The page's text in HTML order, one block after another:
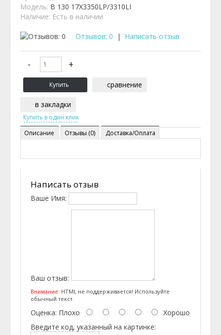
Модель: B 130 17X3350LP/3310LI
Наличие: Есть в наличии
Отзывов: 0 | Написать отзыв
сравнение
в закладки
Описание Отзывы (0) Доставка/Оплата
Написать отзыв
Ваше Имя:
Ваш отзыв:
Внимание: HTML не поддерживается! Используйте
обычный текст.
Оценка: Плохо
Хорошо
Введите код, указанный на картинке: